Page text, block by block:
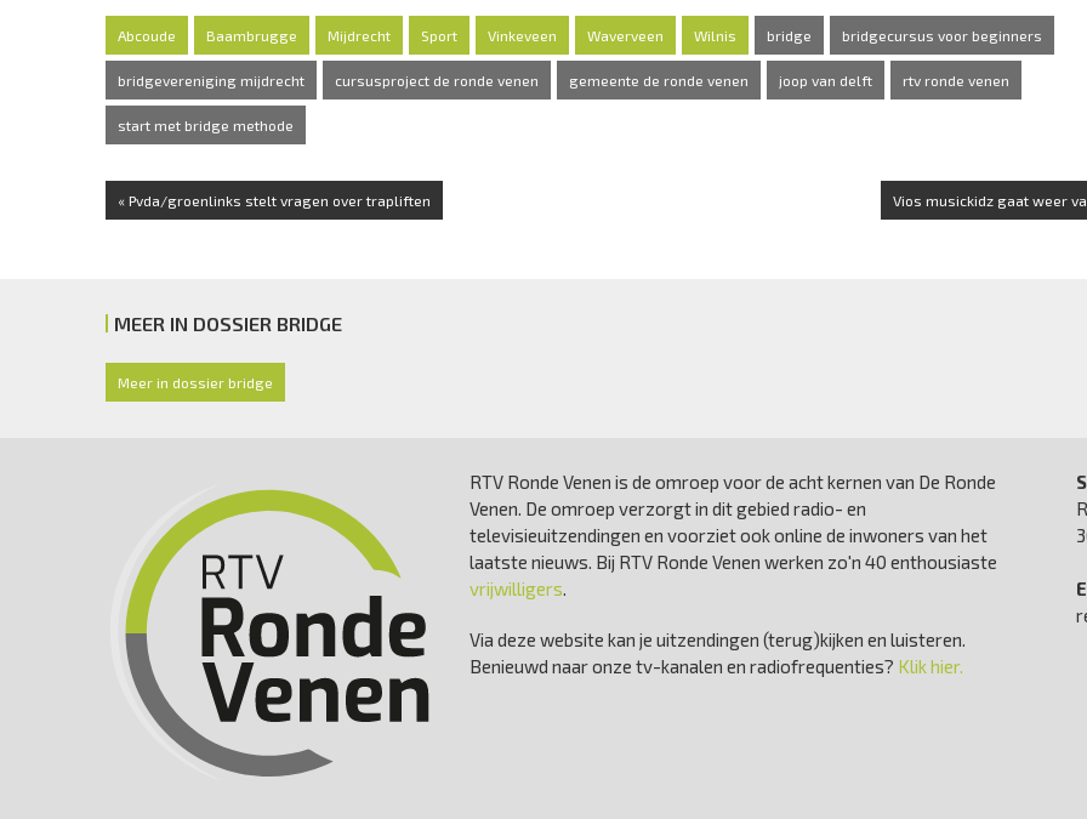
Abcoude Baambrugge Mijdrecht Sport Vinkeveen Waverveen Wilnis bridge bridgecursus voor beginners
bridgevereniging mijdrecht cursusproject de ronde venen gemeente de ronde venen joop van delft rtv ronde venen
start met bridge methode
« Pvda/groenlinks stelt vragen over trapliften Vios musickidz gaat weer
MEER IN DOSSIER BRIDGE
Meer in dossier bridge
RTV Ronde Venen is de omroep voor de acht kernen van De Ronde
Venen. De omroep verzorgt in dit gebied radio- en
televisieuitzendingen en voorziet ook online de inwoners van het
laatste nieuws. Bij RTV Ronde Venen werken zo'n 40 enthousiaste
vrijwilligers.
Via deze website kan je uitzendingen (terug)kijken en luisteren.
Benieuwd naar onze tv-kanalen en radiofrequenties? Klik hier.